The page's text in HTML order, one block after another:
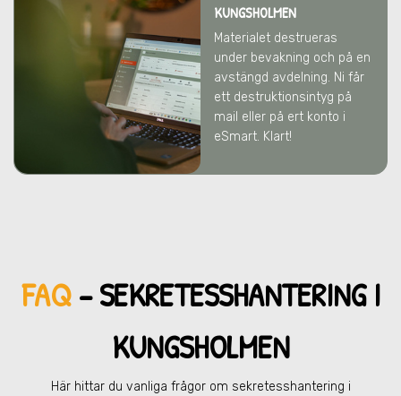
KUNGSHOLMEN
Materialet destrueras
under bevakning och på en
avstängd avdelning. Ni får
ett destruktionsintyg på
mail eller på ert konto i
eSmart. Klart!
FAQ– SEKRETESSHANTERING I
KUNGSHOLMEN
Här hittar du vanliga frågor om sekretesshantering i